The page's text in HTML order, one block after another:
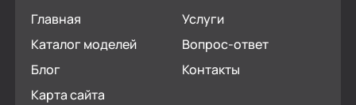
Главная
Услуги
Каталог моделей
Вопрос-ответ
Блог
Контакты
Карта сайта